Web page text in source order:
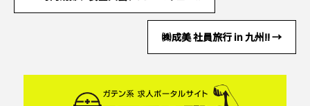
㈱成美 社員旅行 in 九州!!→